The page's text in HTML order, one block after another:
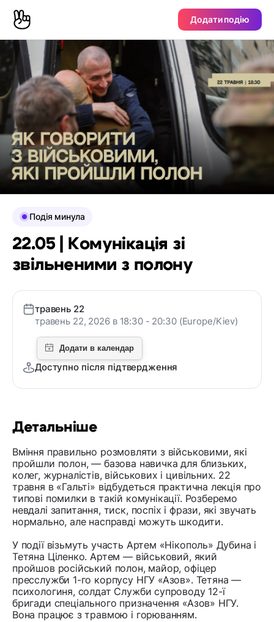
Додати подію
Детальніше
Вміння правильно розмовляти з військовими, які
пройшли полон, — базова навичка для близьких,
колег, журналістів, військових і цивільних. 22
травня в «Гальті» відбудеться практична лекція про
типові помилки в такій комунікації. Розберемо
невдалі запитання, тиск, поспіх і фрази, які звучать
нормально, але насправді можуть шкодити.
У події візьмуть участь Артем «Нікополь» Дубина і
Тетяна Ціленко. Артем — військовий, який
пройшов російський полон, майор, офіцер
пресслужби 1-го корпусу НГУ «Азов». Тетяна —
психологиня, солдат Служби супроводу 12-ї
бригади спеціального призначення «Азов» НГУ.
Вона працює з травмою і горюванням.
Подія минула
22.05 | Комунікація зі
звільненими з полону
травень 22
травень 22, 2026 в 18:30 - 20:30 (Europe/Kiev)
Доступно після підтвердження